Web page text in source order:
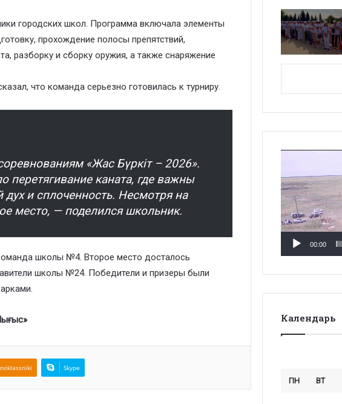
городских школ. Программа включала элементы
прохождение полосы препятствий,
разборку и сборку оружия, а также снаряжение
что команда серьезно готовилась к турниру.
«Жас Бүркіт – 2026».
каната, где важны
и сплоченность. Несмотря на
место, — поделился школьник.
школы №4. Второе место досталось
школы №24. Победители и призеры были
Skype
00:00
Календарь
ПН ВТ